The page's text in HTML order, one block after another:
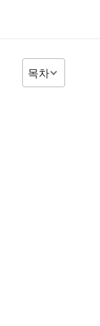
목차